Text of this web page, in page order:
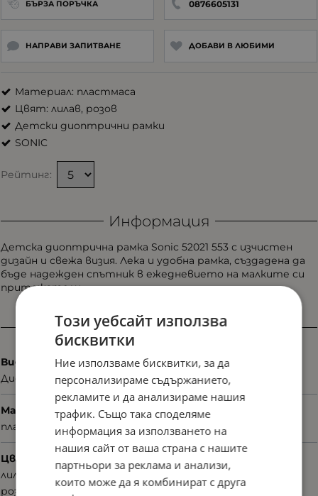
БЪРЗА ПОРЪЧКА 0876605131
НАПРАВИ ЗАПИТВАНЕ ДОБАВИ В ЛЮБИМИ
Материал: пластмаса
Цвят: лилав, розов
Детски диоптрични рамки
SONIC
Рейтинг:
Информация
Детска диоптрична рамка Sonic 52021 553 с изчистен
дизайн и свежа визия. Лека и удобна рамка, създадена да
бъде надежден спътник в ежедневието на малките си
притежатели.
Характеристики
Вид
Диоптрични
Материал
пластмаса
Цвят
лилав
розов
Този уебсайт използва
бисквитки
Ние използваме бисквитки, за да
персонализираме съдържанието,
рекламите и да анализираме нашия
трафик. Също така споделяме
информация за използването на
нашия сайт от ваша страна с нашите
партньори за реклама и анализи,
които може да я комбинират с друга